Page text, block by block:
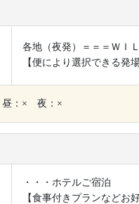
各地（夜発）＝＝＝ＷＩ
【便により選択できる発
：× 夜：×
・・・ホテルご宿泊
【食事付きプランなどお